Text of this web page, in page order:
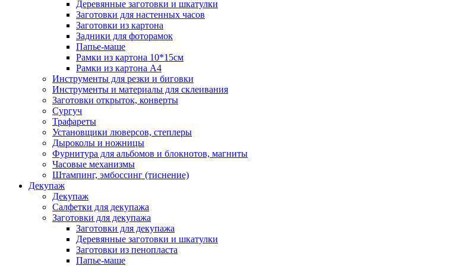
Деревянные заготовки и шкатулки
Заготовки для настенных часов
Заготовки из картона
Задники для фоторамок
Папье-маше
Рамки из картона 10*15см
Рамки из картона А4
Инструменты для резки и биговки
Инструменты и материалы для склеивания
Заготовки открыток, конверты
Сургуч
Трафареты
Установщики люверсов, степлеры
Дыроколы и ножницы
Фурнитура для альбомов и блокнотов, магниты
Часовые механизмы
Штампинг, эмбоссинг (тиснение)
Декупаж
Декупаж
Салфетки для декупажа
Заготовки для декупажа
Заготовки для декупажа
Деревянные заготовки и шкатулки
Заготовки из пенопласта
Папье-маше